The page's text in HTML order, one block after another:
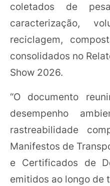
coletados de
caracterização,
reciclagem,
consolidados no
Show 2026.
“O documento
desempenho
rastreabilidade
Manifestos de
e Certificados de
emitidos ao longo de